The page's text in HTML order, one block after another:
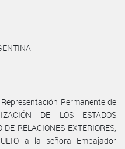
Permanente de
DE LOS ESTADOS
RELACIONES EXTERIORES,
a la señora Embajador